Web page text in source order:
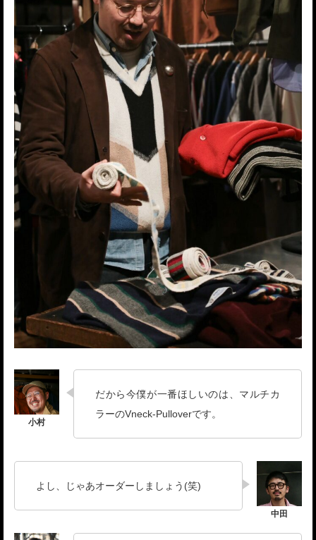
だから今僕が一番ほしいのは、マルチカ
ラーのVneck-Pulloverです。
よし、じゃあオーダーしましょう(笑)